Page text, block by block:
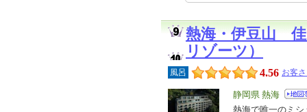
熱海・伊豆山
リゾーツ）
風呂 4.56 お客
エ
リ
静岡県 熱海
熱海で唯一のミシ